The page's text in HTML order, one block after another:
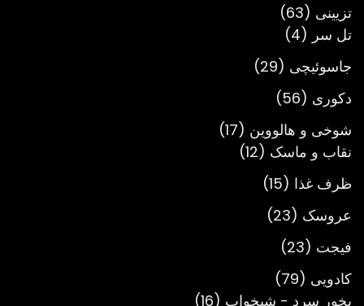
تزیینی 63
63
محصول
تل سر 4
4
محصول
جاسوئیچی 29
29
دکوری 56
56
محصول
شوخی و هالووین 17
17
نقاب و ماسک 12
12
ظرف غذا 15
15
محصول
عروسک 23
23
فیجت 23
23
محصول
کادویی 79
79
محصول
بخور سرد - شبخواب 16
16